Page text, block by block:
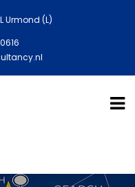
Urmond (L)